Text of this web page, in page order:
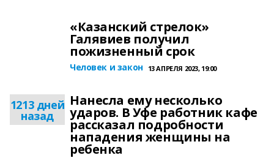
«Казанский стрелок»
Галявиев получил
пожизненный срок
Человек и закон 13 АПРЕЛЯ 2023, 19:00
1213 дней
назад
Нанесла ему несколько
ударов. В Уфе работник кафе
рассказал подробности
нападения женщины на
ребенка